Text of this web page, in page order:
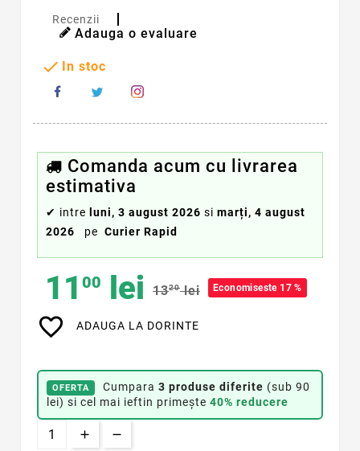
Recenzii
Adauga o evaluare
 In stoc
Comanda acum cu livrarea
estimativa
✔ intre luni, 3 august 2026 si marți, 4 august
2026
pe Curier Rapid
11 00 lei 1320 lei Economiseste 17 %
favorite_border ADAUGA LA DORINTE
OFERTA Cumpara 3 produse diferite (sub 90
lei) si cel mai ieftin primește 40% reducere